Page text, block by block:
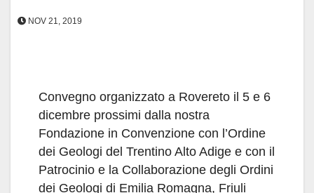
NOV 21, 2019
Convegno organizzato a Rovereto il 5 e 6
dicembre prossimi dalla nostra
Fondazione in Convenzione con l’Ordine
dei Geologi del Trentino Alto Adige e con il
Patrocinio e la Collaborazione degli Ordini
dei Geologi di Emilia Romagna, Friuli